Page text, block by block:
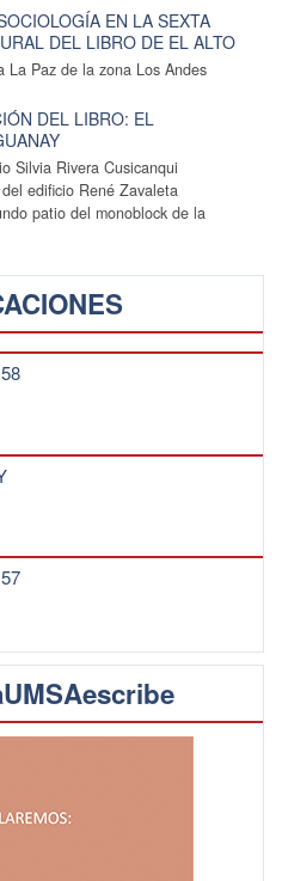
EN LA SEXTA
DEL LIBRO DE EL ALTO
La Paz de la zona Los Andes
DEL LIBRO: EL
Silvia Rivera Cusicanqui
edificio René Zavaleta
patio del monoblock de la